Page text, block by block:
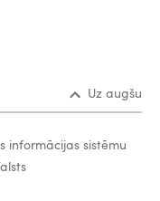
Uz augšu
informācijas sistēmu